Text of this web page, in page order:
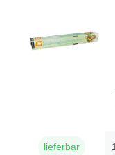
lieferbar